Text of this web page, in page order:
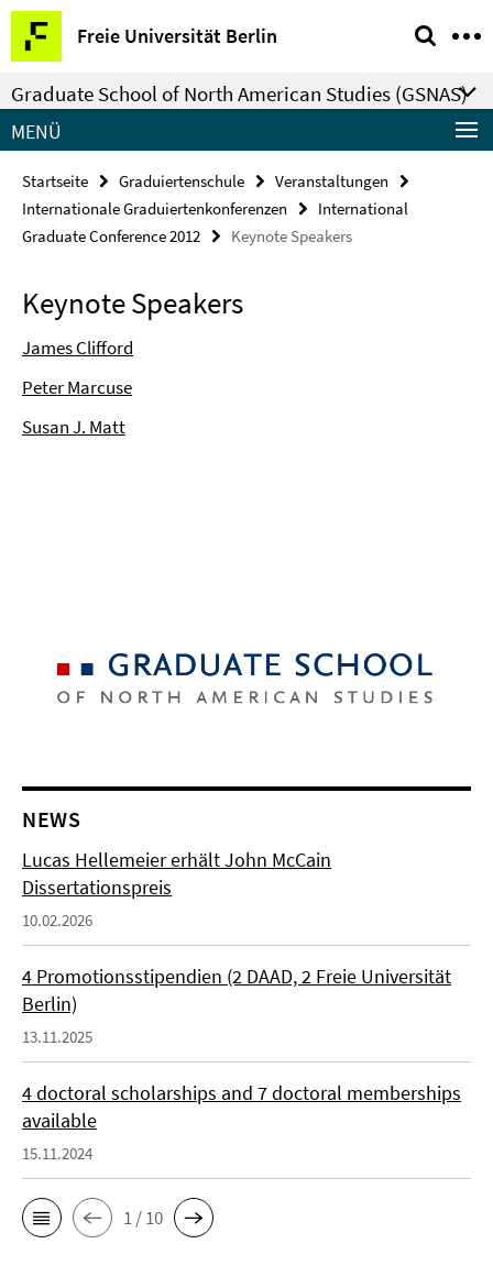
Springe
direkt
zu
Inhalt
Freie Universität Berlin
Service-
Navigation
Graduate School of North American Studies (GSNAS)
MENÜ
Startseite Graduiertenschule
Veranstaltungen
Internationale Graduiertenkonferenzen
International
Graduate Conference 2012
Keynote Speakers
Keynote Speakers
James Clifford
Peter Marcuse
Susan J. Matt
NEWS
Lucas Hellemeier erhält John McCain
Dissertationspreis
10.02.2026
4 Promotionsstipendien (2 DAAD, 2 Freie Universität
Berlin)
13.11.2025
4 doctoral scholarships and 7 doctoral memberships
available
15.11.2024
1 / 10